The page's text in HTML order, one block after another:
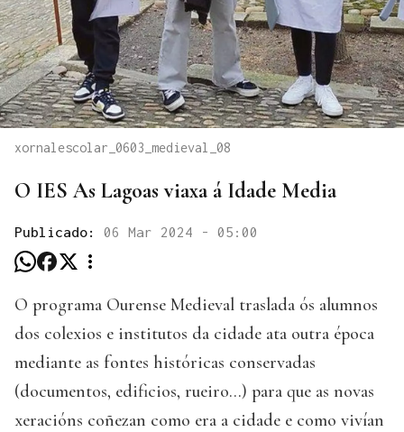
xornalescolar_0603_medieval_08
O IES As Lagoas viaxa á Idade Media
Publicado: 06 Mar 2024 - 05:00
O programa Ourense Medieval traslada ós alumnos
dos colexios e institutos da cidade ata outra época
mediante as fontes históricas conservadas
(documentos, edificios, rueiro...) para que as novas
xeracións coñezan como era a cidade e como vivían